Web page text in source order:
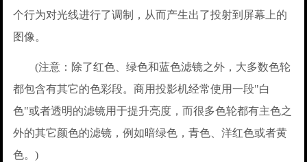
个行为对光线进行了调制，从而产生出了投射到屏幕上的
图像。
(注意：除了红色、绿色和蓝色滤镜之外，大多数色轮
都包含有其它的色彩段。商用投影机经常使用一段"白
色"或者透明的滤镜用于提升亮度，而很多色轮都有主色之
外的其它颜色的滤镜，例如暗绿色，青色、洋红色或者黄
色。)